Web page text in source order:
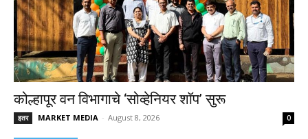
कोल्हापूर वन विभागाचे ‘सोव्हेनियर शॉप’ सुरू
इतर MARKET MEDIA - August 8, 2026 0